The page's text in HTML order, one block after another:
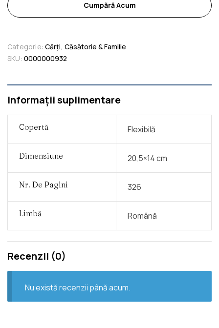
Cumpără Acum
Categorie: Cărți Căsătorie & Familie
SKU: 0000000932
Informații suplimentare
Copertă Flexibilă
Dimensiune 20,5×14 cm
Nr. De Pagini 326
Limbă Română
Recenzii (0)
Nu există recenzii până acum.